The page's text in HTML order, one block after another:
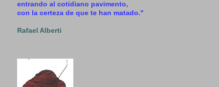
entrando al cotidiano pavimento,
con la certeza de que te han matado."
Rafael Alberti